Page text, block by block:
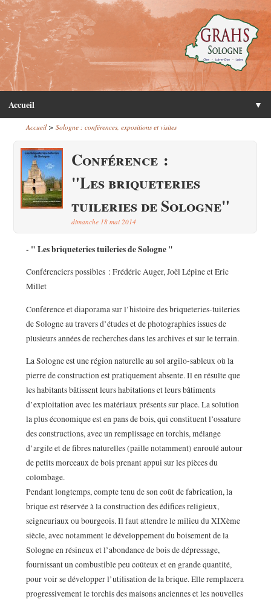
Accueil ▼
Accueil> Sologne : conférences, expositions et visites
Conférence :
"Les briqueteries
tuileries de Sologne"
dimanche 18 mai 2014
- " Les briqueteries tuileries de Sologne "
Conférenciers possibles : Frédéric Auger, Joël Lépine et Eric
Millet
Conférence et diaporama sur l’histoire des briqueteries-tuileries
de Sologne au travers d’études et de photographies issues de
plusieurs années de recherches dans les archives et sur le terrain.
La Sologne est une région naturelle au sol argilo-sableux où la
pierre de construction est pratiquement absente. Il en résulte que
les habitants bâtissent leurs habitations et leurs bâtiments
d’exploitation avec les matériaux présents sur place. La solution
la plus économique est en pans de bois, qui constituent l’ossature
des constructions, avec un remplissage en torchis, mélange
d’argile et de fibres naturelles (paille notamment) enroulé autour
de petits morceaux de bois prenant appui sur les pièces du
colombage.
Pendant longtemps, compte tenu de son coût de fabrication, la
brique est réservée à la construction des édifices religieux,
seigneuriaux ou bourgeois. Il faut attendre le milieu du XIXème
siècle, avec notamment le développement du boisement de la
Sologne en résineux et l’abondance de bois de dépressage,
fournissant un combustible peu coûteux et en grande quantité,
pour voir se développer l’utilisation de la brique. Elle remplacera
progressivement le torchis des maisons anciennes et les nouvelles